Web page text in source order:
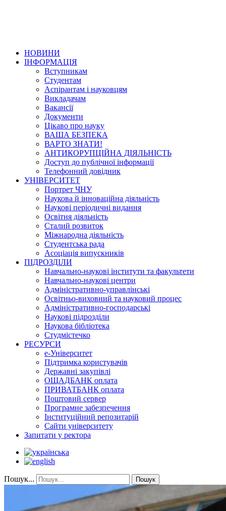
НОВИНИ
ІНФОРМАЦІЯ
Вступникам
Студентам
Аспірантам і науковцям
Викладачам
Вакансії
Документи
Цікаво про науку
ВАША БЕЗПЕКА
ВАРТО ЗНАТИ!
АНТИКОРУПЦІЙНА ДІЯЛЬНІСТЬ
Доступ до публічної інформації
Телефонний довідник
УНІВЕРСИТЕТ
Портрет ЧНУ
Наукова й інноваційна діяльність
Наукові періодичні видання
Освітня діяльність
Сталий розвиток
Міжнародна діяльність
Студентська рада
Асоціація випускників
ПІДРОЗДІЛИ
Навчально-наукові інститути та факультети
Навчально-наукові центри
Адміністративно-управлінські
Освітньо-виховний та науковий процес
Адміністративно-господарські
Наукові підрозділи
Наукова бібліотека
Студмістечко
РЕСУРСИ
е-Університет
Підтримка користувачів
Державні закупівлі
ОЩАДБАНК оплата
ПРИВАТБАНК оплата
Поштовий сервер
Програмне забезпечення
Інституційний репозитарій
Сайти університету
Запитати у ректора
Пошук... Пошук